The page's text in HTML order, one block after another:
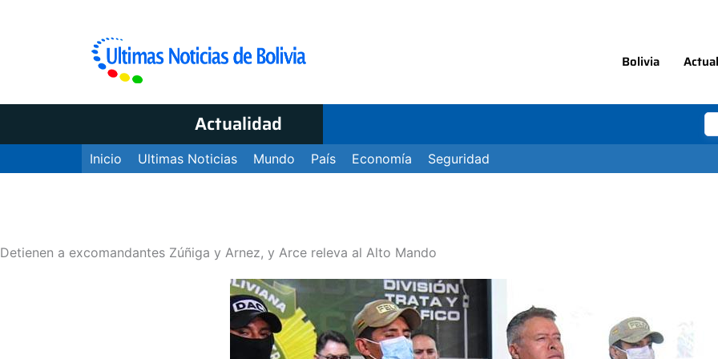
Bolivia
Actualidad
Inicio Ultimas Noticias Mundo País Economía Seguridad
Detienen a excomandantes Zúñiga y Arnez, y Arce releva al Alto Mando